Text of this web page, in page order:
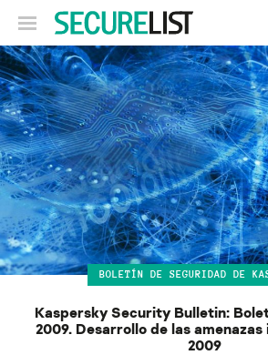
BOLETÍN DE SEGURIDAD DE
Kaspersky Security Bulletin:
2009. Desarrollo de las
2009